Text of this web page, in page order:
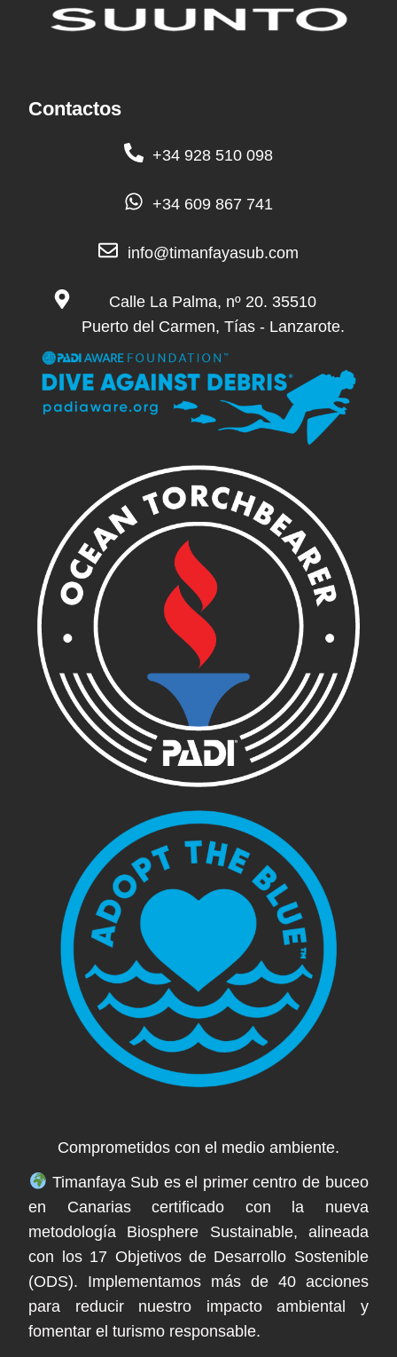
Contactos
+34 928 510 098
+34 609 867 741
info@timanfayasub.com
Calle La Palma, nº 20. 35510
Puerto del Carmen, Tías - Lanzarote.
Comprometidos con el medio ambiente.
Timanfaya Sub es el primer centro de buceo
en Canarias certificado con la nueva
metodología Biosphere Sustainable, alineada
con los 17 Objetivos de Desarrollo Sostenible
(ODS). Implementamos más de 40 acciones
para reducir nuestro impacto ambiental y
fomentar el turismo responsable.